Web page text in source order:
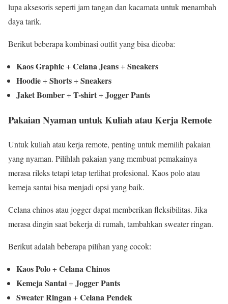
lupa aksesoris seperti jam tangan dan kacamata untuk menambah
daya tarik.
Berikut beberapa kombinasi outfit yang bisa dicoba:
Kaos Graphic+Celana Jeans+Sneakers
Hoodie+Shorts+Sneakers
Jaket Bomber+T-shirt+Jogger Pants
Pakaian Nyaman untuk Kuliah atau Kerja Remote
Untuk kuliah atau kerja remote, penting untuk memilih pakaian
yang nyaman. Pilihlah pakaian yang membuat pemakainya
merasa rileks tetapi tetap terlihat profesional. Kaos polo atau
kemeja santai bisa menjadi opsi yang baik.
Celana chinos atau jogger dapat memberikan fleksibilitas. Jika
merasa dingin saat bekerja di rumah, tambahkan sweater ringan.
Berikut adalah beberapa pilihan yang cocok:
Kaos Polo+Celana Chinos
Kemeja Santai+Jogger Pants
Sweater Ringan+Celana Pendek